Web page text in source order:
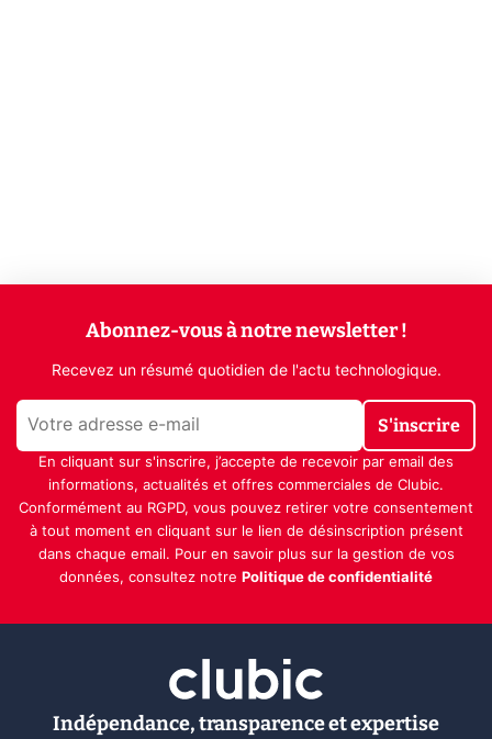
Abonnez-vous à notre newsletter !
Recevez un résumé quotidien de l'actu technologique.
S'inscrire
En cliquant sur s'inscrire, j’accepte de recevoir par email des
informations, actualités et offres commerciales de Clubic.
Conformément au RGPD, vous pouvez retirer votre consentement
à tout moment en cliquant sur le lien de désinscription présent
dans chaque email. Pour en savoir plus sur la gestion de vos
données, consultez notre Politique de confidentialité
Indépendance, transparence et expertise